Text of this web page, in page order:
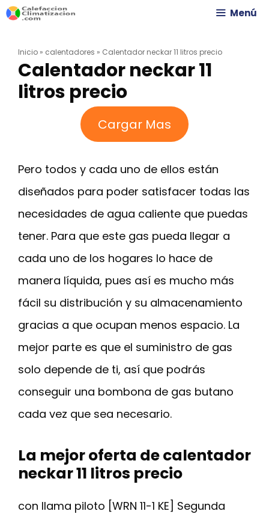
Saltar
contenido
Menú
Inicio » calentadores » Calentador neckar 11 litros precio
Calentador neckar 11
litros precio
Cargar Mas
Pero todos y cada uno de ellos están
diseñados para poder satisfacer todas las
necesidades de agua caliente que puedas
tener. Para que este gas pueda llegar a
cada uno de los hogares lo hace de
manera líquida, pues así es mucho más
fácil su distribución y su almacenamiento
gracias a que ocupan menos espacio. La
mejor parte es que el suministro de gas
solo depende de ti, así que podrás
conseguir una bombona de gas butano
cada vez que sea necesario.
La mejor oferta de calentador
neckar 11 litros precio
con llama piloto [WRN 11-1 KE] Segunda